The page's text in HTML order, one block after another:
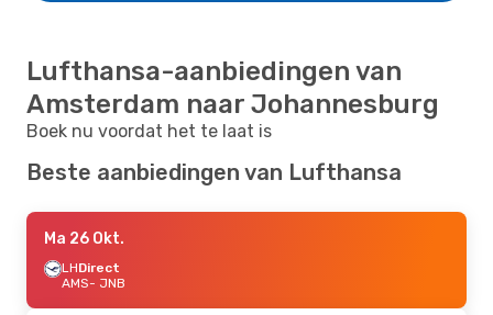
Lufthansa-aanbiedingen van
Amsterdam naar Johannesburg
Boek nu voordat het te laat is
Beste aanbiedingen van Lufthansa
Ma 26 Okt.
LHDirect
AMS- JNB